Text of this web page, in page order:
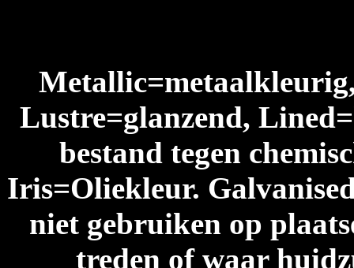
Lustre=glanzend,
bestand tegen
Iris=Oliekleur.
niet gebruiken op
treden of waar